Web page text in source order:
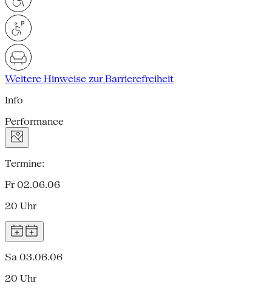
Weitere Hinweise zur Barrierefreiheit
Info
Performance
Termine:
Fr 02.06.06
20 Uhr
Sa 03.06.06
20 Uhr